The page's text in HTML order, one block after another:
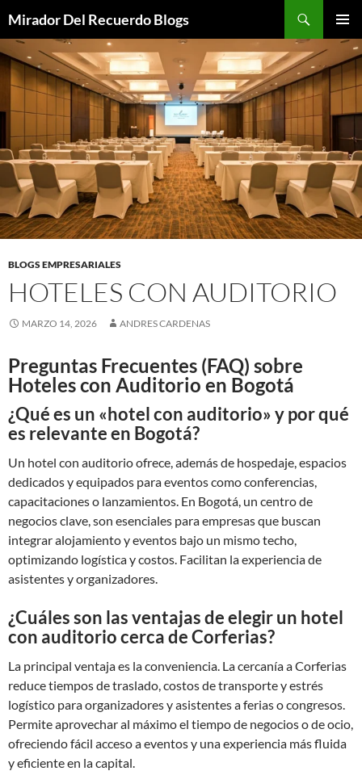
contenido
Mirador Del Recuerdo Blogs
MENÚ
BLOGS EMPRESARIALES
HOTELES CON AUDITORIO
MARZO 14, 2026 ANDRES CARDENAS
Preguntas Frecuentes (FAQ) sobre
Hoteles con Auditorio en Bogotá
¿Qué es un «hotel con auditorio» y por qué
es relevante en Bogotá?
Un hotel con auditorio ofrece, además de hospedaje, espacios
dedicados y equipados para eventos como conferencias,
capacitaciones o lanzamientos. En Bogotá, un centro de
negocios clave, son esenciales para empresas que buscan
integrar alojamiento y eventos bajo un mismo techo,
optimizando logística y costos. Facilitan la experiencia de
asistentes y organizadores.
¿Cuáles son las ventajas de elegir un hotel
con auditorio cerca de Corferias?
La principal ventaja es la conveniencia. La cercanía a Corferias
reduce tiempos de traslado, costos de transporte y estrés
logístico para organizadores y asistentes a ferias o congresos.
Permite aprovechar al máximo el tiempo de negocios o de ocio,
ofreciendo fácil acceso a eventos y una experiencia más fluida
y eficiente en la capital.